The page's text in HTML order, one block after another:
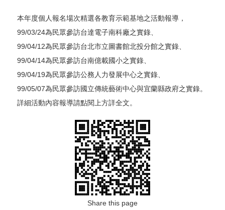
本年度個人報名場次精選各教育示範基地之活動報導，
99/03/24為民眾參訪台達電子南科廠之實錄、
99/04/12為民眾參訪台北市立圖書館北投分館之實錄、
99/04/14為民眾參訪台南億載國小之實錄、
99/04/19為民眾參訪公務人力發展中心之實錄、
99/05/07為民眾參訪國立傳統藝術中心與宜蘭縣政府之實錄。
詳細活動內容報導請點閱上方詳全文。
Share this page